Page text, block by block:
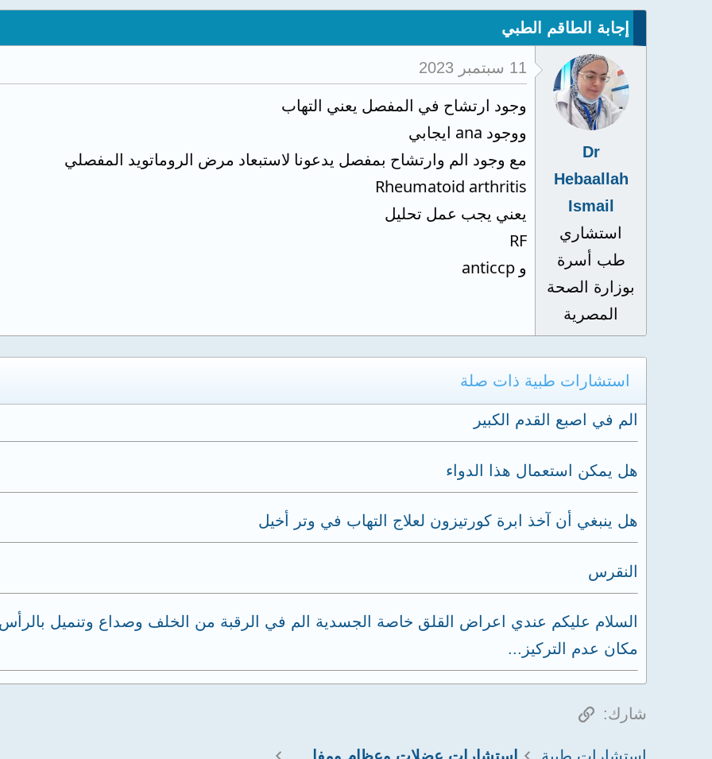
إجابة الطاقم الطبي
Dr
Hebaallah
Ismail
استشاري
طب أسرة
بوزارة الصحة
المصرية
11 سبتمبر 2023
وجود ارتشاح في المفصل يعني التهاب
ووجود ana ايجابي
مع وجود الم وارتشاح بمفصل يدعونا لاستبعاد مرض الروماتويد المفصلي
Rheumatoid arthritis
يعني يجب عمل تحليل
RF
و anticcp
استشارات طبية ذات صلة
الم في اصبع القدم الكبير
هل يمكن استعمال هذا الدواء
هل ينبغي أن آخذ ابرة كورتيزون لعلاج التهاب في وتر أخيل
النقرس
السلام عليكم عندي اعراض القلق خاصة الجسدية الم في الرقبة من الخلف وصداع وتنميل
مكان عدم التركيز...
شارك: الرابط